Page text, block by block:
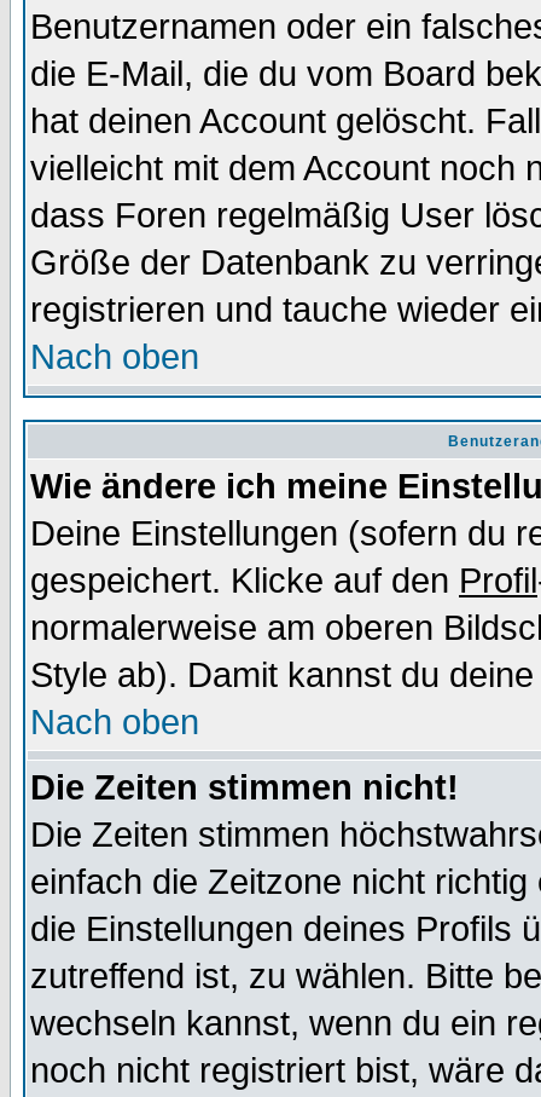
Benutzernamen oder ein
die E-Mail, die du vom Board
hat deinen Account gelöscht.
vielleicht mit dem Account noch
dass Foren regelmäßig User
Größe der Datenbank zu
registrieren und tauche wieder
Nach oben
Wie ändere ich meine
Deine Einstellungen (sofern du
gespeichert. Klicke auf den Profil
normalerweise am oberen
Style ab). Damit kannst du
Nach oben
Die Zeiten stimmen nicht!
Die Zeiten stimmen
einfach die Zeitzone nicht
die Einstellungen deines Profils
zutreffend ist, zu wählen. Bitte
wechseln kannst, wenn du ein
noch nicht registriert bist, wäre